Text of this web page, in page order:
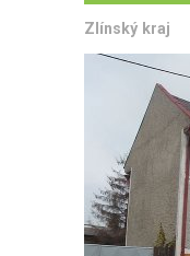
Zlínský kraj